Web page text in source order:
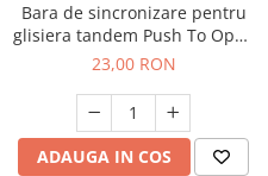
Bara de sincronizare pentru
glisiera tandem Push To Open
L1100 mm
23,00 RON
ADAUGA IN COS